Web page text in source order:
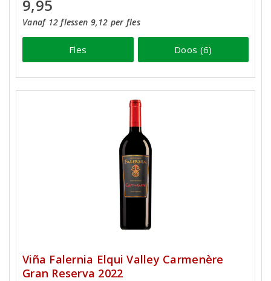
9,95
Vanaf 12 flessen 9,12 per fles
Fles Doos (6)
Viña Falernia Elqui Valley Carmenère
Gran Reserva 2022